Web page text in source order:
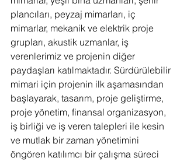
plancıları, peyzaj mimarları, iç
mimarlar, mekanik ve elektrik proje
grupları, akustik uzmanlar, iş
verenlerimiz ve projenin diğer
paydaşları katılmaktadır. Sürdürülebilir
mimari için projenin ilk aşamasından
başlayarak, tasarım, proje geliştirme,
proje yönetim, finansal organizasyon,
iş birliği ve iş veren talepleri ile kesin
ve mutlak bir zaman yönetimini
öngören katılımcı bir çalışma süreci